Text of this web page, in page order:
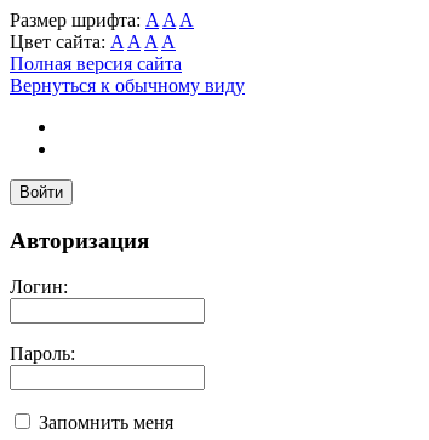
Размер шрифта: A A A
Цвет сайта: A A A A
Полная версия сайта
Вернуться к обычному виду
Войти
Авторизация
Логин:
Пароль:
Запомнить меня